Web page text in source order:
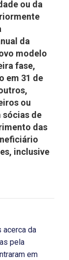
ou da
da
modelo
fase,
em 31 de
ou
sócias de
das
inclusive
acerca da
pela
em